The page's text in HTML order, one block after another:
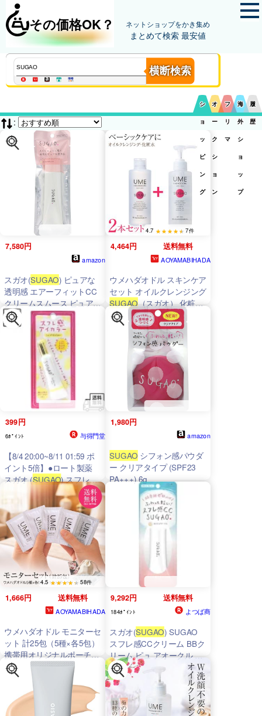
その価格OK？ ネットショップをかき集め
まとめて検索 最安値
横断検索
シ
ョ
ッ
ピ
ン
グ
オ
ー
ク
シ
ョ
ン
フ
リ
マ
海
外
シ
ョ
ッ
プ
履
歴
:
7,580円
amazon
スガオ(SUGAO) ピュアな
透明感 エアーフィットCC
クリームスムース ピュアナ
チュラル(明るい肌色)
SPF23/PA+++ (化粧下地・
ファンデーション) 25g
4,464円 送料無料
AOYAMABIHADA
4.7 7件
ウメハダオドル スキンケア
セット オイルクレンジング
SUGAO（スガオ） 化粧水
SIZUKU（シズク） 青山美
肌 ドクターズコスメ
399円
6ﾎﾟｲﾝﾄ 与得門堂
【8/4 20:00~8/11 01:59 ポ
イント5倍】●ロート製薬
スガオ (SUGAO) スフレ感
アイカラー シャーベットイ
エロー 7g
1,980円
amazon
SUGAO シフォン感パウダ
ー クリアタイプ (SPF23
PA+++) 6g
1,666円 送料無料
AOYAMABIHADA
4.5 58件
ウメハダオドル モニターセ
ット 計25包（5種×各5包）
携帯用オリジナルポーチ付
き オイルクレンジング オ
ールインワンジェル 美容液
化粧水 青山美肌
9,292円 送料無料
184ﾎﾟｲﾝﾄ よつば商
スガオ(SUGAO) SUGAO
スフレ感CCクリーム BBク
リーム ピュ アオークル 25
グラム (x 1)